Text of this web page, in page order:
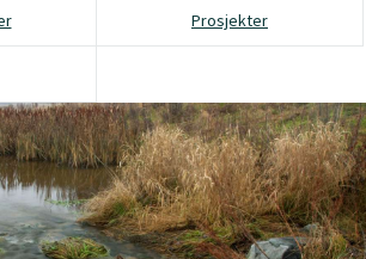
Prosjekter